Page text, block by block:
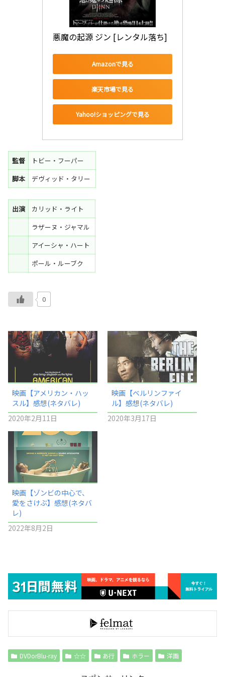
悪魔の起源 ジン [レンタル落ち]
Amazonで見る
楽天市場で見る
Yahoo!ショッピングで見る
監督
トビー・フーパー
脚本
デヴィッド・タリー
出演
カリッド・ライト
ラザーヌ・ジャマル
アイーシャ・ハート
ポール・ルーブク
0
映画【アメリカン・ハッ
スル】感想(ネタバレ)
2020年2月11日
映画【ベルリンファイ
ル】感想(ネタバレ)
2020年3月17日
映画【ゾンビの中心で、
愛をさけぶ】感想(ネタバ
レ)
2022年8月2日
DVDorBlu-ray ☆☆ あ行 ホラー 洋画